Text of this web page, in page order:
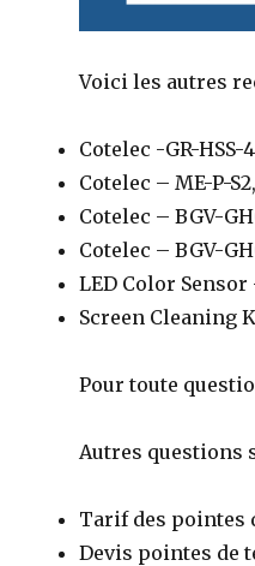
Voici les autres
Cotelec -GR-HSS-
Cotelec – ME-P-
Cotelec – BGV-
Cotelec – BGV-
LED Color Sensor
Screen Cleaning
Pour toute
Autres questions
Tarif des pointes
Devis pointes de